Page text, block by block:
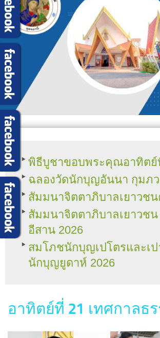
พิธีบูชาขอบพระคุณอาทิตย์
ฉลองวัดนักบุญอันนา กุมภว
สัมมนาจิตตาภิบาลเยาวช
สัมมนาจิตตาภิบาลเยาวช
อีสาน 2026
สมโภชนักบุญเปโตรและเ
นักบุญยูดาห์ 2026
อาทิตย์ที่ 21 เทศกาลธ